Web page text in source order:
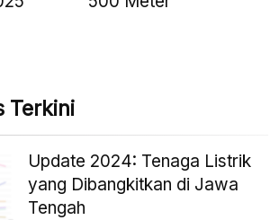
Terkini
Update 2024: Tenaga Listrik
yang Dibangkitkan di Jawa
Tengah